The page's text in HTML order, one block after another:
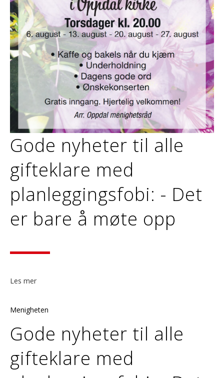
Gode nyheter til alle
gifteklare med
planleggingsfobi: - Det
er bare å møte opp
Les mer
Menigheten
Gode nyheter til alle
gifteklare med